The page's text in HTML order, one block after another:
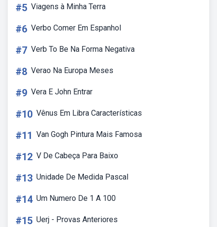
#5 Viagens à Minha Terra
#6 Verbo Comer Em Espanhol
#7 Verb To Be Na Forma Negativa
#8 Verao Na Europa Meses
#9 Vera E John Entrar
#10 Vênus Em Libra Características
#11 Van Gogh Pintura Mais Famosa
#12 V De Cabeça Para Baixo
#13 Unidade De Medida Pascal
#14 Um Numero De 1 A 100
#15 Uerj - Provas Anteriores